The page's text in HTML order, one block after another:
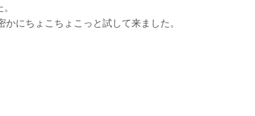
にちょこちょこっと試して来ました。